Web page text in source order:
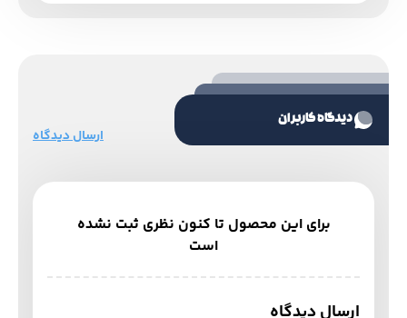
دیدگاه کاربران
ارسال دیدگاه
برای این محصول تا کنون نظری ثبت نشده
است
ارسال دیدگاه